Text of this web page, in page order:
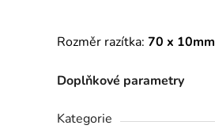
Rozměr razítka: 70 x 10mm
Doplňkové parametry
Kategorie